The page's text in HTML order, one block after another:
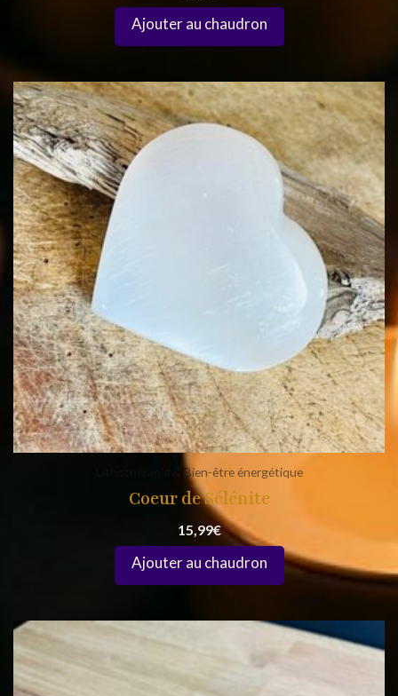
Lithothérapie & Bien-être énergétique
Coeur de Sélénite
15,99€